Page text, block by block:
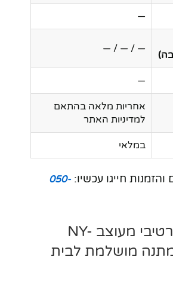
—
— / — / —
—
אחריות מלאה בהתאם
למדיניות האתר
במלאי
חייגו עכשיו: 050-
גלובוס דקורטיבי מעוצב NY-
– מתנה מושלמת לבית